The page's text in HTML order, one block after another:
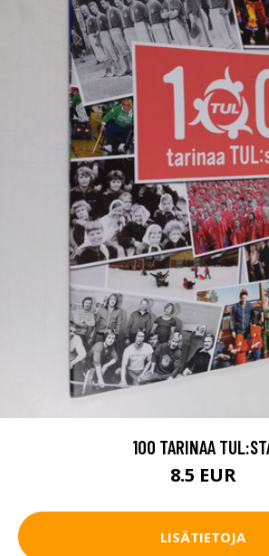
100 TARINAA
8.5 EUR
LISÄTIETOJA